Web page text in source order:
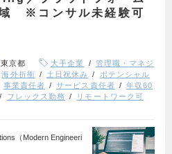
域 ※コンサル未経験可
東京都 大手企業
管理職・マネジ
海外折衝 土日祝休み
ポテンシャル
事業責任者 サービス責任者
年収60
フレックス勤務
リモートワーク可
（Modern Engineeri